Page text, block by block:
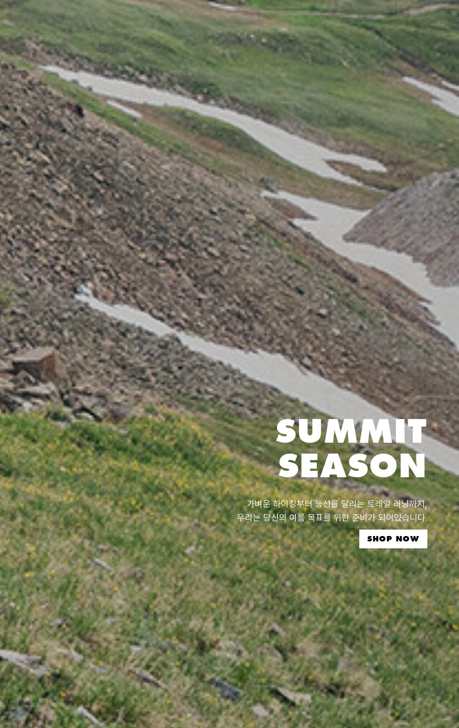
SUMMIT
SEASON
가벼운 하이킹부터 능선을 달리는 트레일 러닝까지,
우리는 당신의 여름 목표를 위한 준비가 되어있습니다.
SHOP NOW